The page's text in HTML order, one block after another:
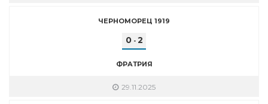
ЧЕРНОМОРЕЦ 1919
0- 2
ФРАТРИЯ
29.11.2025